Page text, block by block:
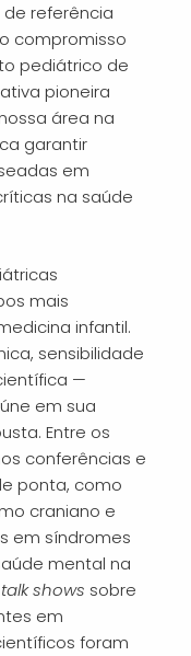
referência
compromisso
pediátrico de
pioneira
área na
garantir
em
na saúde
mais
infantil.
sensibilidade
—
em sua
Entre os
conferências e
ponta, como
craniano e
em síndromes
mental na
talk shows sobre
em
foram